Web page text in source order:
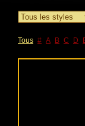
Tous # A B C D